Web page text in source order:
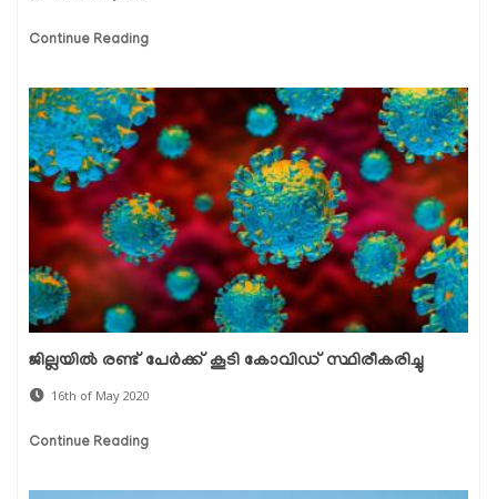
Continue Reading
ജില്ലയില്‍ രണ്ട് പേര്‍ക്ക് കൂടി കോവിഡ് സ്ഥിരീകരിച്ചു
16th of May 2020
Continue Reading